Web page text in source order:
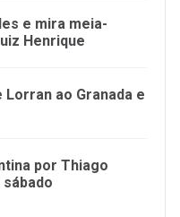
e mira meia-
Henrique
ao Granada e
por Thiago